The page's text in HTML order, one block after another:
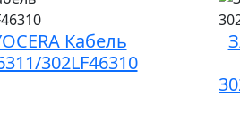
Кабель
302LF46310